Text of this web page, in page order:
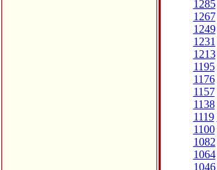
1285
1267
1249
1231
1213
1195
1176
1157
1138
1119
1100
1082
1064
1046